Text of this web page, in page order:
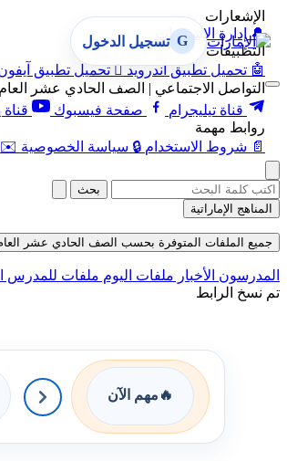
الإشعارات
🔔 إدارة الإشعارات
التطبيقات
🤖 تحميل تطبيق أندرويد  تحميل تطبيق
التواصل الاجتماعي | الصف الحادي عشر العام
قناة تيليجرام
صفحة فيسبوك
روابط مهمة
📄 شروط الاستخدام 🔒 سياسة الخصوصية ✉️
G تسجيل الدخول
بحث
المناهج الإماراتية
جميع الملفات المتوفرة بحسب الصف الحادي عشر العام في
المدرسون الأخبار ملفات اليوم ملفات للمدرس
تم نسخ الرابط
🔥 مهم الآن